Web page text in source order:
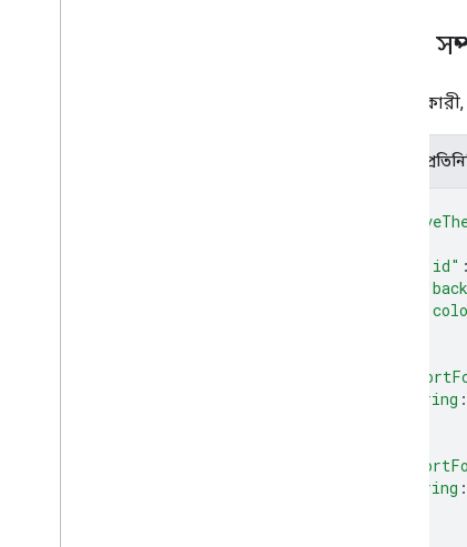
সম্পদ:
JSON
"id"
string :
string :